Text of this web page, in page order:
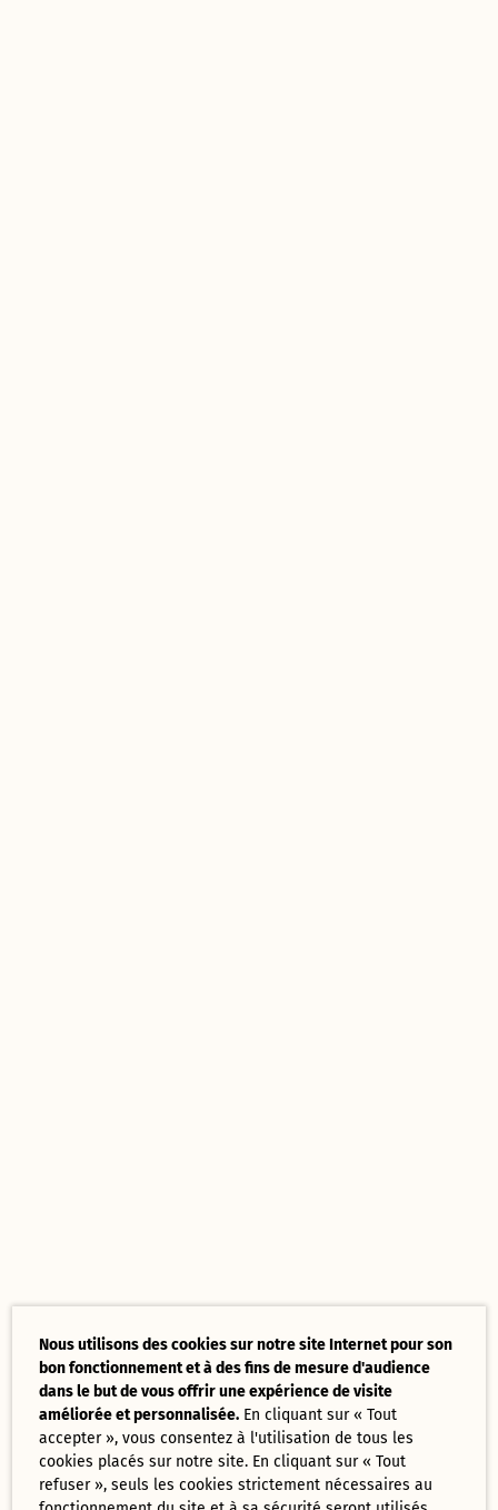
Nous utilisons des cookies sur notre site Internet pour son
bon fonctionnement et à des fins de mesure d'audience
dans le but de vous offrir une expérience de visite
améliorée et personnalisée. En cliquant sur « Tout
accepter », vous consentez à l'utilisation de tous les
cookies placés sur notre site. En cliquant sur « Tout
refuser », seuls les cookies strictement nécessaires au